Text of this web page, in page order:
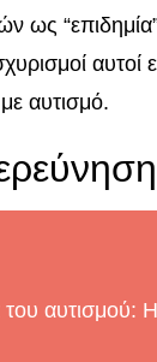
“επιδημία”
αυτισμό.
αυτισμού: Η